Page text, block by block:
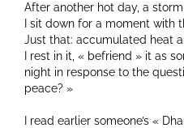
After another hot day, a
I sit down for a moment with
Just that: accumulated heat
I rest in it, « befriend » it as
night in response to the
peace? »
I read earlier someone’s «